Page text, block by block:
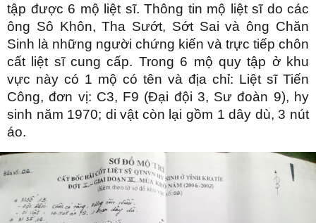
tập được 6 mộ liệt sĩ. Thông tin mộ liệt sĩ do các
ông Sô Khôn, Tha Sướt, Sớt Sai và ông Chăn
Sinh là những người chứng kiến và trực tiếp chôn
cất liệt sĩ cung cấp. Trong 6 mộ quy tập ở khu
vực này có 1 mộ có tên và địa chỉ: Liệt sĩ Tiến
Công, đơn vị: C3, F9 (Đại đội 3, Sư đoàn 9), hy
sinh năm 1970; di vật còn lại gồm 1 dây dù, 3 nút
áo.